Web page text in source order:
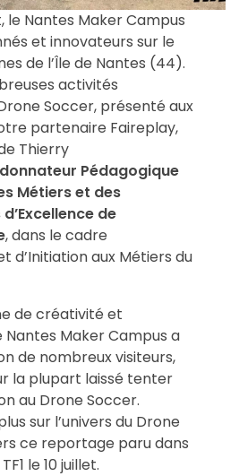
le Nantes Maker Campus
et innovateurs sur le
de l’Île de Nantes (44).
activités
Soccer, présenté aux
partenaire Faireplay,
Thierry
Pédagogique
Métiers et des
de
, dans le cadre
d’Initiation aux Métiers du
de créativité et
Nantes Maker Campus a
de nombreux visiteurs,
la plupart laissé tenter
au Drone Soccer.
sur l’univers du Drone
ce reportage paru dans
le 10 juillet.